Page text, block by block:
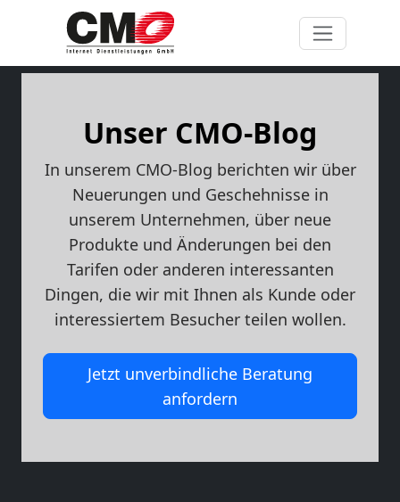
Unser CMO-Blog
In unserem CMO-Blog berichten wir über
Neuerungen und Geschehnisse in
unserem Unternehmen, über neue
Produkte und Änderungen bei den
Tarifen oder anderen interessanten
Dingen, die wir mit Ihnen als Kunde oder
interessiertem Besucher teilen wollen.
Jetzt unverbindliche Beratung
anfordern